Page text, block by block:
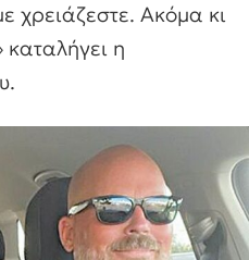
χρειάζεστε. Ακόμα κι
καταλήγει η